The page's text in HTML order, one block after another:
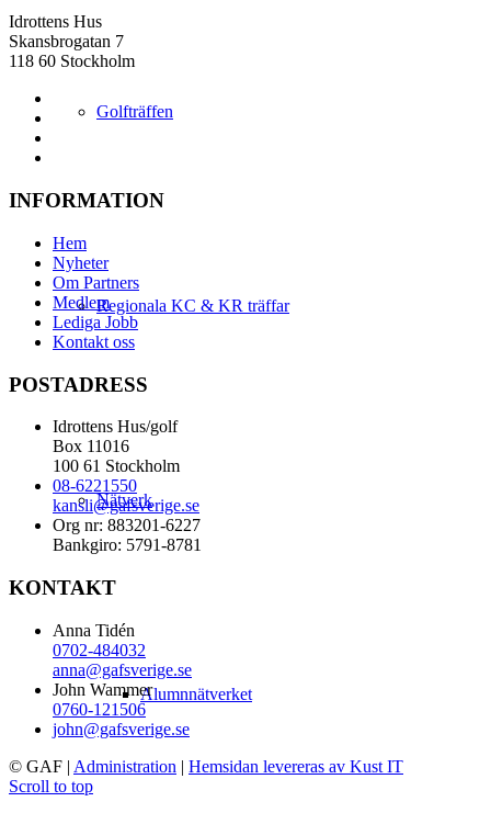
Golfträffen
Regionala KC & KR träffar
Nätverk
Alumnnätverket
Idrottens Hus
Skansbrogatan 7
118 60 Stockholm
INFORMATION
Hem
Nyheter
Om Partners
Medlem
Lediga Jobb
Kontakt oss
POSTADRESS
Idrottens Hus/golf
Box 11016
100 61 Stockholm
08-6221550
kansli@gafsverige.se
Org nr: 883201-6227
Bankgiro: 5791-8781
KONTAKT
Anna Tidén
0702-484032
anna@gafsverige.se
John Wammer
0760-121506
john@gafsverige.se
© GAF | Administration | Hemsidan levereras av Kust IT
Scroll to top